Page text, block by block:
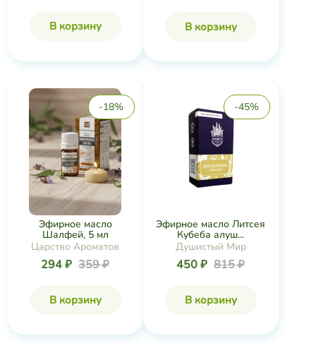
В корзину В корзину
-18%
Эфирное масло
Шалфей, 5 мл
Царство Ароматов
294 ₽ 359 ₽
В корзину
-45%
Эфирное масло Литсея
Кубеба алуш...
Душистый Мир
450 ₽ 815 ₽
В корзину